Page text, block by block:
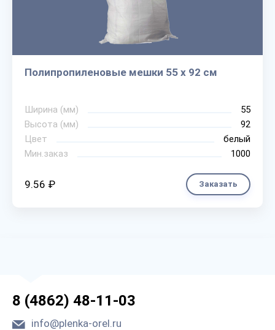
Полипропиленовые мешки 55 х 92 см
Ширина (мм)
55
Высота (мм)
92
Цвет
белый
Мин.заказ
1000
9.56 ₽ Заказать
8 (4862) 48-11-03
info@plenka-orel.ru